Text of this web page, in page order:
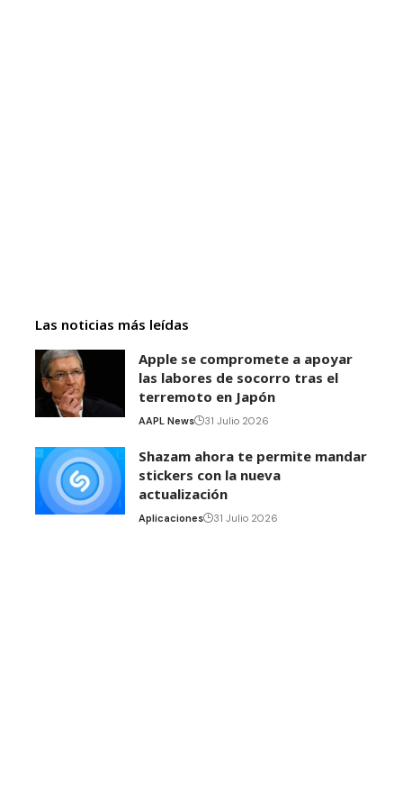
Las noticias más leídas
Apple se compromete a apoyar
las labores de socorro tras el
terremoto en Japón
AAPL News 31 Julio 2026
Shazam ahora te permite mandar
stickers con la nueva
actualización
Aplicaciones 31 Julio 2026